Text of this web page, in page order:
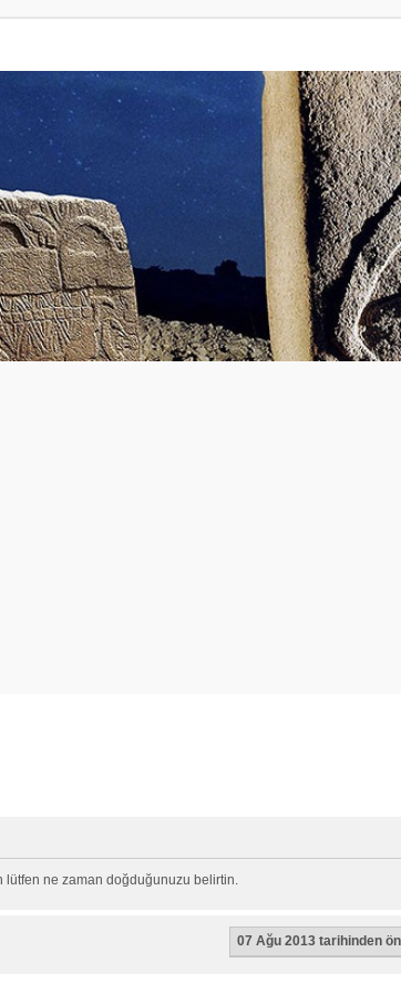
lütfen ne zaman doğduğunuzu belirtin.